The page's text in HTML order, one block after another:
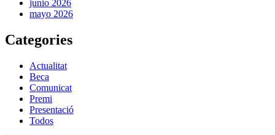
junio 2026
mayo 2026
Categories
Actualitat
Beca
Comunicat
Premi
Presentació
Todos